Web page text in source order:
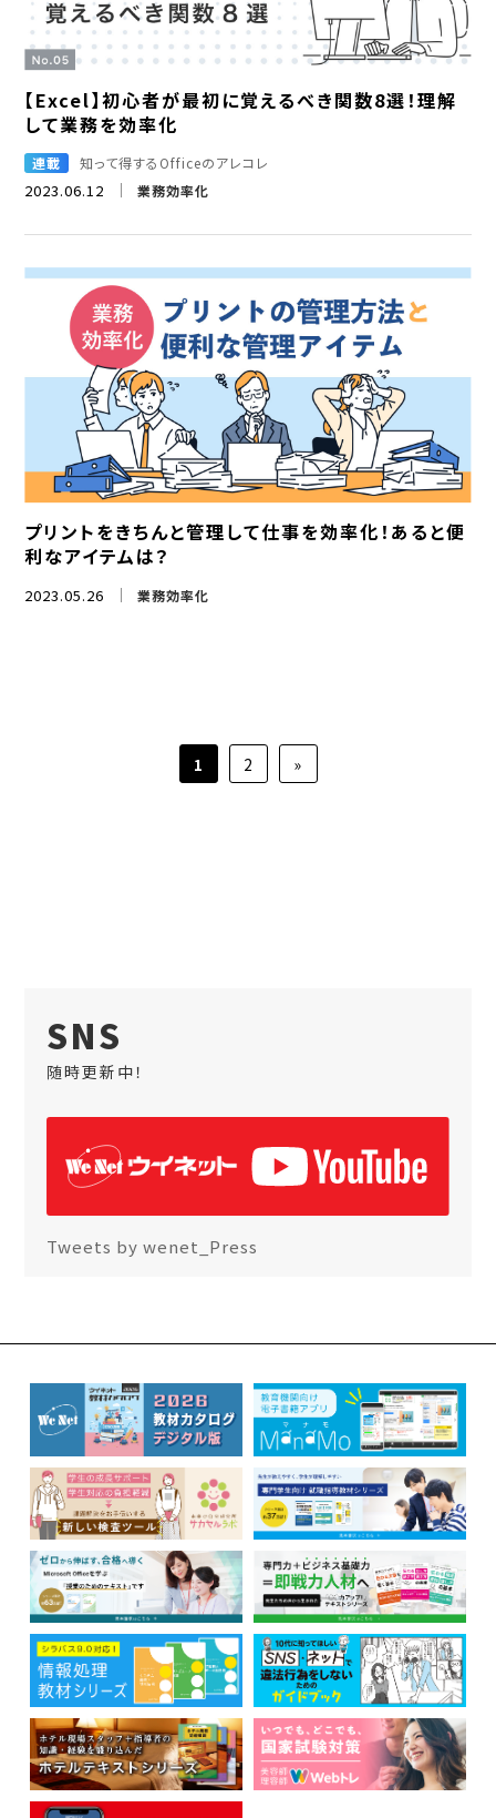
【Excel】初心者が最初に覚えるべき関数8選！理解
して業務を効率化
2023.06.12 業務効率化
連載 知って得するOfficeのアレコレ
プリントをきちんと管理して仕事を効率化！あると便
利なアイテムは？
2023.05.26 業務効率化
1 2 »
SNS
随時更新中！
Tweets by wenet_Press